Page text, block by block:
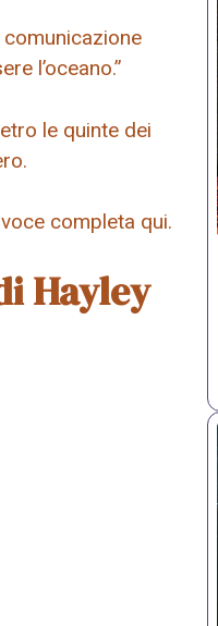
comunicazione
l’oceano.”
le quinte dei
completa qui.
Hayley